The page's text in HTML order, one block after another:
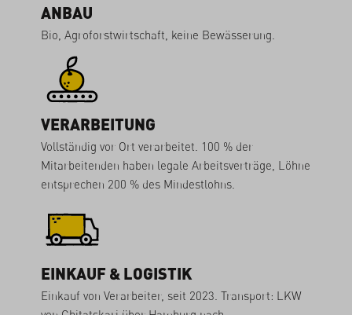
ANBAU
Bio, Agroforstwirtschaft, keine Bewässerung.
VERARBEITUNG
Vollständig vor Ort verarbeitet. 100 % der
Mitarbeitenden haben legale Arbeitsverträge, Löhne
entsprechen 200 % des Mindestlohns.
EINKAUF & LOGISTIK
Einkauf von Verarbeiter, seit 2023. Transport: LKW